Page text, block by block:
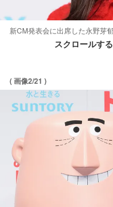
新CM発表会に出席した永野芽
スクロールす
( 画像2/21 )